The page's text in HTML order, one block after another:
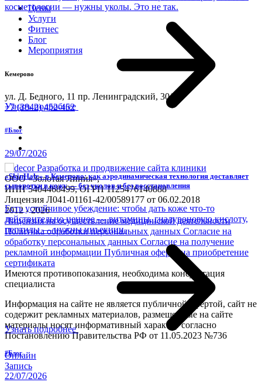
косметологии — нужны уколы. Это не так.
Узнать подробнее
#Блог
29/07/2026
«SkinHale» в Кемерово: как аэродинамическая технология доставляет
сыворотки в кожу — без уколов и без восстановления
Есть устойчивое убеждение: чтобы дать коже что-то
действительно ценное — витамины, гиалуроновую кислоту,
пептиды — нужны инъекции.
Узнать подробнее
#Блог
22/07/2026
Цены
Услуги
Фитнес
Блог
Мероприятия
Кемерово
ул. Д. Бедного, 11 пр. Ленинградский, 30/1
+7 (3842) 452-452
Разработка и продвижение сайта клиники
ООО «Золотая Линия»,
ИНН 5404468499, ОГРН 1125476140888
Лицензия Л041-01161-42/00589177 от 06.02.2018
2012 - 2026
Лицензия на осуществление медицинской деятельности
Политика обработки персональных данных Согласие на
обработку персональных данных Согласие на получение
рекламной информации Публичная оферта на приобретение
сертификата
Имеются противопоказания, необходима консультация
специалиста
Информация на сайте не является публичной офертой, сайт не
содержит рекламных материалов, размещенные на сайте
материалы носят информативный характер согласно
Постановлению Правительства РФ от 11.05.2023 №736
Онлайн
Запись